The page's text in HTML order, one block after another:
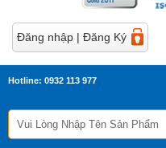
Đăng nhập | Đăng Ký
Hotline: 0932 113 977